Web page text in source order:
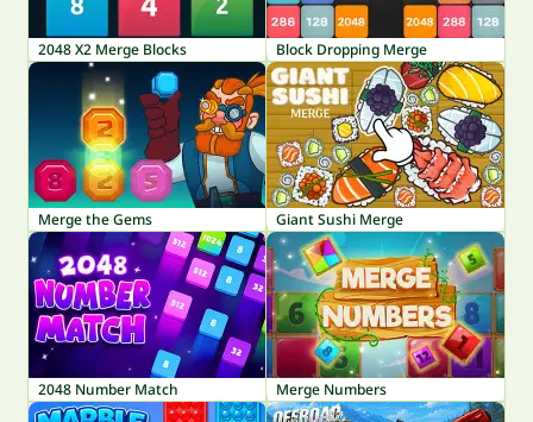
2048 X2 Merge Blocks Block Dropping Merge
Merge the Gems Giant Sushi Merge
2048 Number Match Merge Numbers